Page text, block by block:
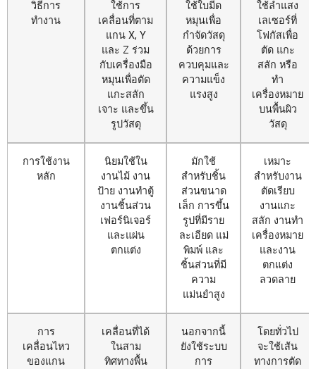
วิธีการ
ทำงาน
ใช้การ
เคลื่อนที่ตาม
แกน X, Y
และ Z ร่วม
กับเครื่องมือ
หมุนเพื่อตัด
แกะสลัก
เจาะ และขึ้น
รูปวัสดุ
ใช้ใบมีด
หมุนเพื่อ
กำจัดวัสดุ
ด้วยการ
ควบคุมและ
ความแข็ง
แรงสูง
ใช้ลำแสง
เลเซอร์ที่
โฟกัสเพื่อ
ตัด แกะ
สลัก หรือ
ทำ
เครื่องหมาย
บนพื้นผิว
วัสดุ
การใช้งาน
หลัก
นิยมใช้ใน
งานไม้ งาน
ป้าย งานทำตู้
งานชิ้นส่วน
เฟอร์นิเจอร์
และแผ่น
ตกแต่ง
มักใช้
สำหรับชิ้น
ส่วนขนาด
เล็ก การขึ้น
รูปที่มีราย
ละเอียด แม่
พิมพ์ และ
ชิ้นส่วนที่มี
ความ
แม่นยำสูง
เหมาะ
สำหรับงาน
ตัดเรียบ
งานแกะ
สลัก งานทำ
เครื่องหมาย
และงาน
ตกแต่ง
ลวดลาย
การ
เคลื่อนไหว
ของแกน
เคลื่อนที่ได้
ในสาม
ทิศทางพื้น
นอกจากนี้
ยังใช้ระบบ
การ
โดยทั่วไป
จะใช้เส้น
ทางการตัด